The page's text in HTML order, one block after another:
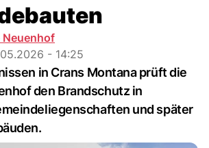
Neuenhof
- 14:25
in Crans Montana prüft die
den Brandschutz in
und später